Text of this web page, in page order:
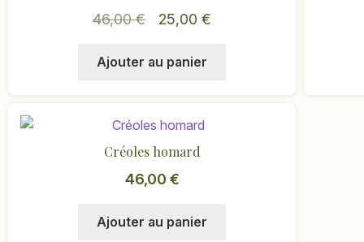
46,00€
Le
initial
25,00 €Le
Ajouter au panier
Créoles homard
46,00 €
Ajouter au panier